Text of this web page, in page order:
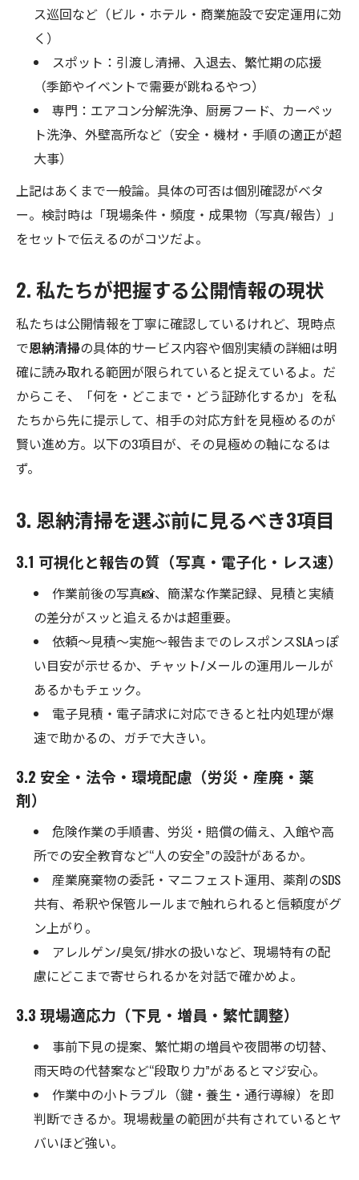
ス巡回など（ビル・ホテル・商業施設で安定運用に効
く）
スポット：引渡し清掃、入退去、繁忙期の応援
（季節やイベントで需要が跳ねるやつ）
専門：エアコン分解洗浄、厨房フード、カーペッ
ト洗浄、外壁高所など（安全・機材・手順の適正が超
大事）
上記はあくまで一般論。具体の可否は個別確認がベタ
ー。検討時は「現場条件・頻度・成果物（写真/報告）」
をセットで伝えるのがコツだよ。
2. 私たちが把握する公開情報の現状
私たちは公開情報を丁寧に確認しているけれど、現時点
で恩納清掃の具体的サービス内容や個別実績の詳細は明
確に読み取れる範囲が限られていると捉えているよ。だ
からこそ、「何を・どこまで・どう証跡化するか」を私
たちから先に提示して、相手の対応方針を見極めるのが
賢い進め方。以下の3項目が、その見極めの軸になるは
ず。
3. 恩納清掃を選ぶ前に見るべき3項目
3.1 可視化と報告の質（写真・電子化・レス速）
作業前後の写真📸、簡潔な作業記録、見積と実績
の差分がスッと追えるかは超重要。
依頼〜見積〜実施〜報告までのレスポンスSLAっぽ
い目安が示せるか、チャット/メールの運用ルールが
あるかもチェック。
電子見積・電子請求に対応できると社内処理が爆
速で助かるの、ガチで大きい。
3.2 安全・法令・環境配慮（労災・産廃・薬
剤）
危険作業の手順書、労災・賠償の備え、入館や高
所での安全教育など“人の安全”の設計があるか。
産業廃棄物の委託・マニフェスト運用、薬剤のSDS
共有、希釈や保管ルールまで触れられると信頼度がグ
ン上がり。
アレルゲン/臭気/排水の扱いなど、現場特有の配
慮にどこまで寄せられるかを対話で確かめよ。
3.3 現場適応力（下見・増員・繁忙調整）
事前下見の提案、繁忙期の増員や夜間帯の切替、
雨天時の代替案など“段取り力”があるとマジ安心。
作業中の小トラブル（鍵・養生・通行導線）を即
判断できるか。現場裁量の範囲が共有されているとヤ
バいほど強い。